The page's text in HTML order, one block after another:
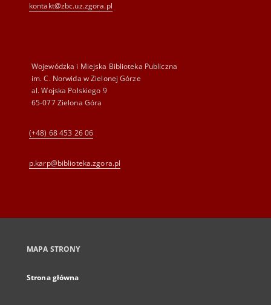
kontakt@zbc.uz.zgora.pl
Wojewódzka i Miejska Biblioteka Publiczna
im. C. Norwida w Zielonej Górze
al. Wojska Polskiego 9
65-077 Zielona Góra
(+48) 68 453 26 06
p.karp@biblioteka.zgora.pl
MAPA STRONY
Strona główna